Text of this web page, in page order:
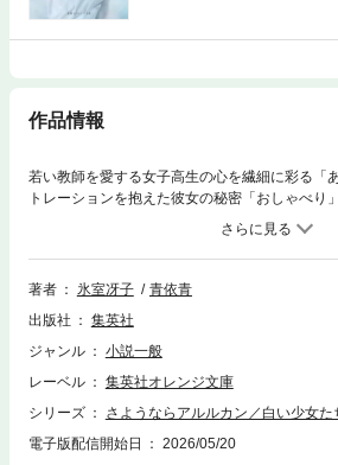
作品情報
若い教師を愛する女子高生の心を繊細に彩る「
トレーションを抱えた彼女の秘密「おしゃべり
に猫いた「悲しみ・つづれ織り」、女の子同士
「私と彼女」。文庫未収録の４編に加え、第10
人賞佳作受賞作「さようならアルルカン」と文
ち」を収録。少女の瑞々しさ、純愛、葛藤、ひ
色鮮やかな少女小説の世界に、きっと驚愕する
に「コバルト四天王」と謳われた正本ノンが担
ともいえる傑作短編集！
著者 氷室冴子
青依青
出版社
集英社
ジャンル
小説一般
レーベル
集英社オレンジ文庫
シリーズ
さようならアルルカン／白い少女
電子版配信開始日
2026/05/20